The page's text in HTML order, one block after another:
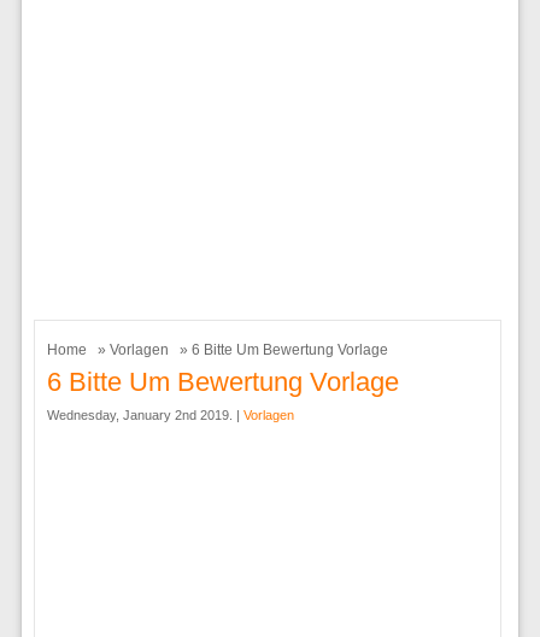
Home » Vorlagen » 6 Bitte Um Bewertung Vorlage
6 Bitte Um Bewertung Vorlage
Wednesday, January 2nd 2019. | Vorlagen